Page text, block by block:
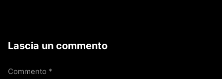
Lascia un commento
Commento *